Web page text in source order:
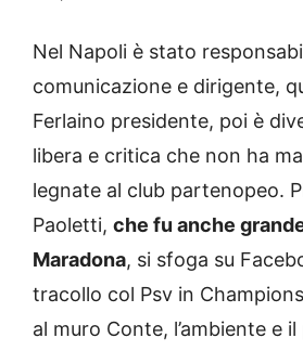
Nel Napoli è stato
comunicazione e dirigente,
Ferlaino presidente, poi è
libera e critica che non ha
legnate al club partenopeo.
Paoletti, che fu anche
Maradona, si sfoga su
tracollo col Psv in
al muro Conte, l’ambiente e